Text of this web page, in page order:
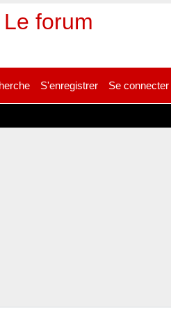
forum
S'enregistrer Se connecter